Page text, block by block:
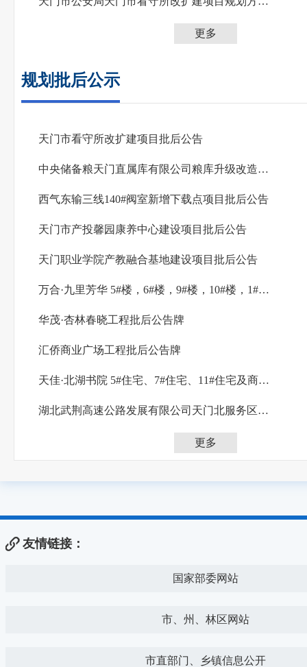
更多
规划批后公示
天门市看守所改扩建项目批后公告
中央储备粮天门直属库有限公司粮库升级改造项目批后公告
西气东输三线140#阀室新增下载点项目批后公告
天门市产投馨园康养中心建设项目批后公告
天门职业学院产教融合基地建设项目批后公告
万合·九里芳华 5#楼，6#楼，9#楼，10#楼，1#公变室兼开闭所，2#公变室，地下室批后公告
华茂·杏林春晓工程批后公告牌
汇侨商业广场工程批后公告牌
天佳·北湖书院 5#住宅、7#住宅、11#住宅及商业，部分地下室批后公示
湖北武荆高速公路发展有限公司天门北服务区加气南站建设LNG项目批后公告
更多
友情链接：
国家部委网站
市、州、林区网站
市直部门、乡镇信息公开